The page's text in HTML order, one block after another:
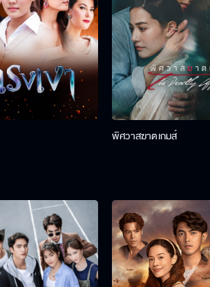
พิศวาสฆาตเกมส์